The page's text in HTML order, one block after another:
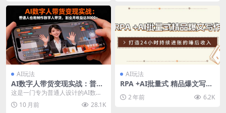
AI玩法
AI数字人带货变现实战：普通
人也能制作数字人带货，副业
月收益达8000+
这是一门专为普通人设计的AI数字
人副业变现实战课程，系统讲解数
字人带货账号的底层...
10 月前 28.1K
AI玩法
RPA +AI批量式 精品爆文写作
进账的睡后收入
2 年前 6.2K